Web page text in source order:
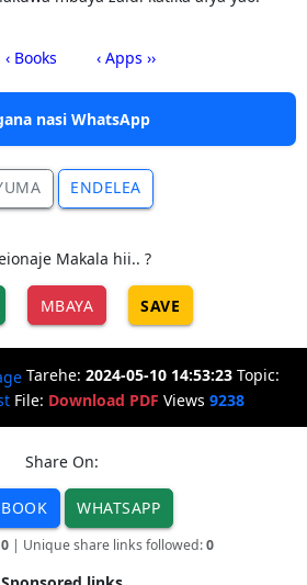
‹ Books ‹ Apps ››
nasi WhatsApp
ENDELEA
Makala hii.. ?
MBAYA SAVE
Tarehe: 2024-05-10 14:53:23 Topic:
File: Download PDF Views 9238
Share On:
WHATSAPP
0| Unique share links followed:0